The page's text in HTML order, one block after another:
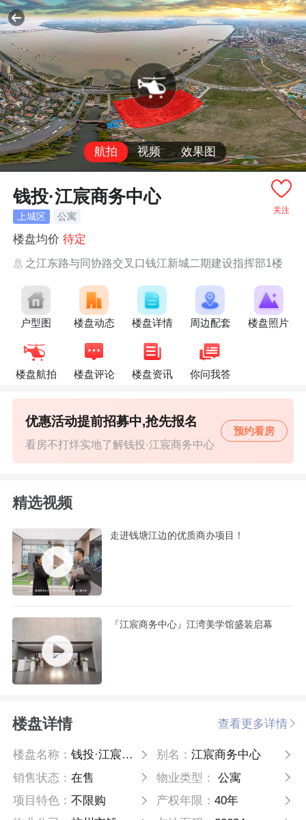
航拍 视频 效果图
关注
钱投·江宸商务中心
上城区 公寓
楼盘均价待定
之江东路与同协路交叉口钱江新城二期建设指挥部1楼
户型图 楼盘动态 楼盘详情 周边配套 楼盘照片
楼盘航拍 楼盘评论 楼盘资讯 你问我答
看房不打烊实地了解钱投·江宸商务中心
优惠活动提前招募中,抢先报名
预约看房
精选视频
走进钱塘江边的优质商办项目！
『江宸商务中心』江湾美学馆盛装启幕
楼盘详情 查看更多详情
楼盘名称：钱投·江宸商务中心 别名： 江宸商务中心
销售状态：在售 物业类型：
公寓
项目特色：不限购 产权年限： 40年